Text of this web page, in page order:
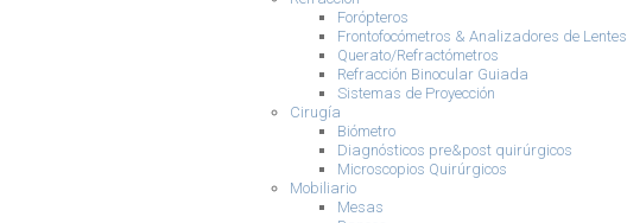
Forópteros
Frontofocómetros & Analizadores de Lentes
Querato/Refractómetros
Refracción Binocular Guiada
Sistemas de Proyección
Cirugía
Biómetro
Diagnósticos pre&post quirúrgicos
Microscopios Quirúrgicos
Mobiliario
Mesas